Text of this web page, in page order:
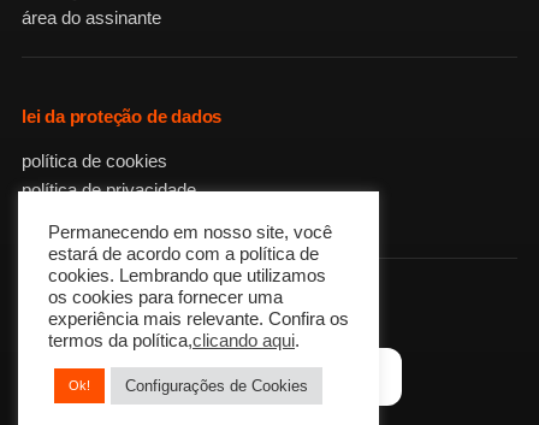
área do assinante
lei da proteção de dados
política de cookies
política de privacidade
baixe o app
DISPONÍVEL NO
Google Play
DISPONÍVEL NA
App Store
Permanecendo em nosso site, você
estará de acordo com a política de
cookies. Lembrando que utilizamos
os cookies para fornecer uma
experiência mais relevante. Confira os
termos da política,clicando aqui.
Ok! Configurações de Cookies